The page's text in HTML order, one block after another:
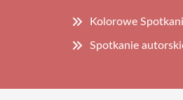
Kolorowe
Spotkanie